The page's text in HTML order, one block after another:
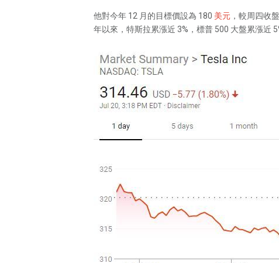
他對今年 12 月的目標價設為 180 美元 ，較周四收
年以來，特斯拉累漲近 3%，標普 500 大盤累漲近